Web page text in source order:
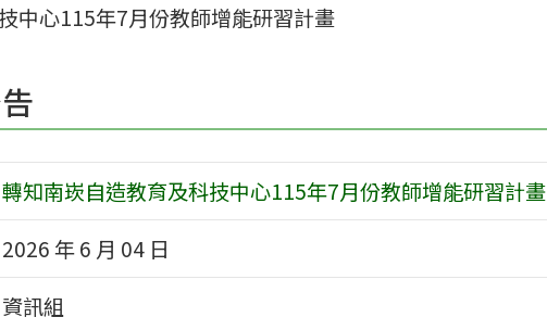
中心115年7月份教師增能研習計畫
轉知南崁自造教育及科技中心115年7月份教師增能研習計畫
2026 年 6 月 04 日
資訊組